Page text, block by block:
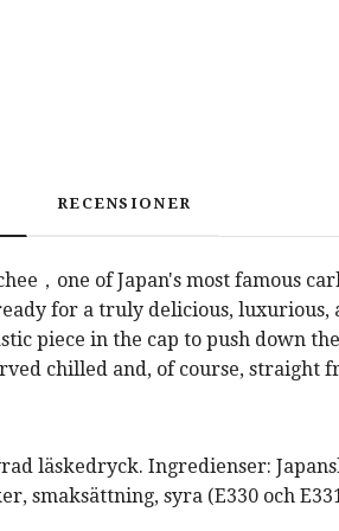
RECENSIONER
，one of Japan's most famous
for a truly delicious, luxurious,
piece in the cap to push down
chilled and, of course, straight
läskedryck. Ingredienser:
smaksättning, syra (E330 och